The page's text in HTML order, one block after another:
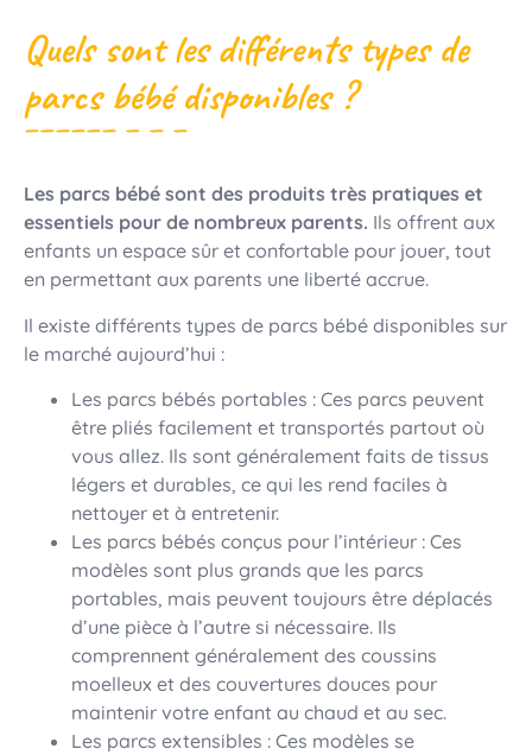
Quels sont les différents types de
parcs bébé disponibles ?
Les parcs bébé sont des produits très pratiques et
essentiels pour de nombreux parents. Ils offrent aux
enfants un espace sûr et confortable pour jouer, tout
en permettant aux parents une liberté accrue.
Il existe différents types de parcs bébé disponibles sur
le marché aujourd’hui :
Les parcs bébés portables : Ces parcs peuvent
être pliés facilement et transportés partout où
vous allez. Ils sont généralement faits de tissus
légers et durables, ce qui les rend faciles à
nettoyer et à entretenir.
Les parcs bébés conçus pour l’intérieur : Ces
modèles sont plus grands que les parcs
portables, mais peuvent toujours être déplacés
d’une pièce à l’autre si nécessaire. Ils
comprennent généralement des coussins
moelleux et des couvertures douces pour
maintenir votre enfant au chaud et au sec.
Les parcs extensibles : Ces modèles se